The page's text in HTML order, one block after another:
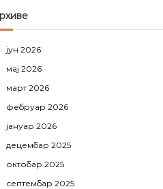
јун 2026
мај 2026
март 2026
фебруар 2026
јануар 2026
децембар 2025
октобар 2025
септембар 2025